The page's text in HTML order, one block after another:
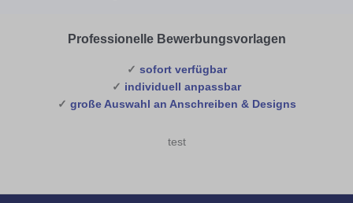
Professionelle Bewerbungsvorlagen
✓ sofort verfügbar
✓ individuell anpassbar
✓ große Auswahl an Anschreiben & Designs
test